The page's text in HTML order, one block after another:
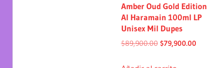
Amber Oud Gold Edition
Al Haramain 100ml LP
Unisex Mil Dupes
$89,900.00 $79,900.00